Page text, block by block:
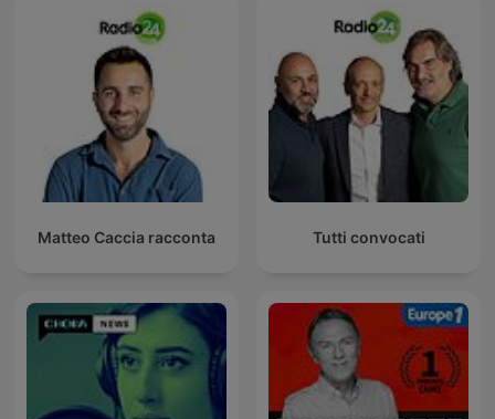
Matteo Caccia racconta Tutti convocati